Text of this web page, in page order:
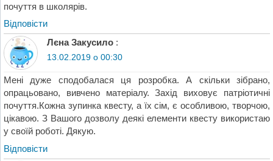
почуття в школярів.
Відповіcти
Лєна Закусило :
13.02.2019 о 00:30
Мені дуже сподобалася ця розробка. А скільки зібрано,
опрацьовано, вивчено матеріалу. Захід виховує патріотичні
почуття.Кожна зупинка квесту, а їх сім, є особливою, творчою,
цікавою. З Вашого дозволу деякі елементи квесту використаю
у своїй роботі. Дякую.
Відповіcти